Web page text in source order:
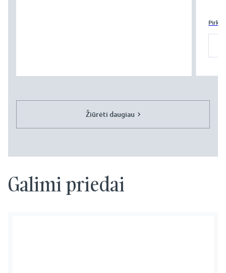
Pirkti
Žiūrėti daugiau
Galimi priedai